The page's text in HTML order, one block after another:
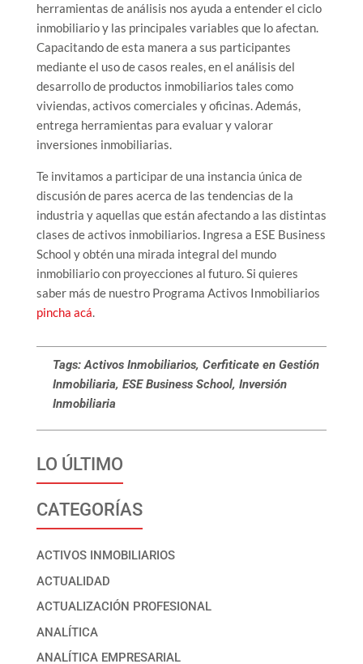
herramientas de análisis nos ayuda a entender el ciclo
inmobiliario y las principales variables que lo afectan.
Capacitando de esta manera a sus participantes
mediante el uso de casos reales, en el análisis del
desarrollo de productos inmobiliarios tales como
viviendas, activos comerciales y oficinas. Además,
entrega herramientas para evaluar y valorar
inversiones inmobiliarias.
Te invitamos a participar de una instancia única de
discusión de pares acerca de las tendencias de la
industria y aquellas que están afectando a las distintas
clases de activos inmobiliarios. Ingresa a ESE Business
School y obtén una mirada integral del mundo
inmobiliario con proyecciones al futuro. Si quieres
saber más de nuestro Programa Activos Inmobiliarios
pincha acá.
Tags: Activos Inmobiliarios, Cerfiticate en Gestión
Inmobiliaria, ESE Business School, Inversión
Inmobiliaria
LO ÚLTIMO
CATEGORÍAS
ACTIVOS INMOBILIARIOS
ACTUALIDAD
ACTUALIZACIÓN PROFESIONAL
ANALÍTICA
ANALÍTICA EMPRESARIAL